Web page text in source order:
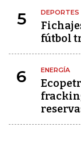
5 DEPORTES
fútbol
6 ENERGÍA